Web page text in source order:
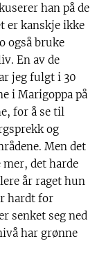
han på de
er kanskje ikke
også bruke
En av de
jeg fulgt i 30
i Marigoppa på
for å se til
og
Men det
det harde
år raget hun
hardt for
senket seg ned
har grønne